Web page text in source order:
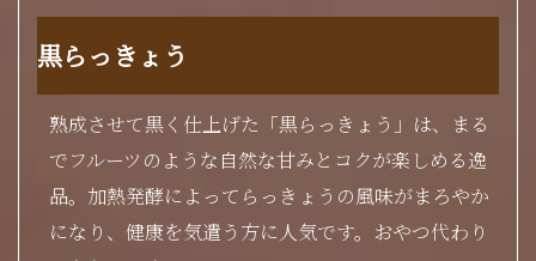
黒らっきょう
熟成させて黒く仕上げた「黒らっきょう」は、まる
でフルーツのような自然な甘みとコクが楽しめる逸
品。加熱発酵によってらっきょうの風味がまろやか
になり、健康を気遣う方に人気です。おやつ代わり